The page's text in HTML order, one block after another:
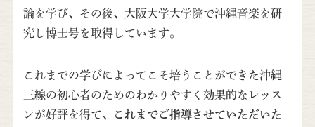
論を学び、その後、大阪大学大学院で沖縄音楽を研
究し博士号を取得しています。
これまでの学びによってこそ培うことができた沖縄
三線の初心者のためのわかりやすく効果的なレッス
ンが好評を得て、
これまでご指導させていただいた